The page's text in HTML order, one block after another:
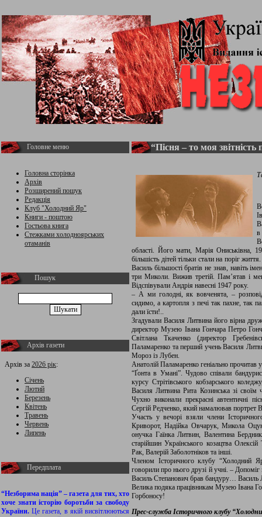
Головне меню
Головна сторінка
Архів
Розширений пошук
Редакція
Клуб "Холодний Яр"
Книги - поштою
Гостьова книга
Стежками холодноярських
отаманів
Пошук
Архів газети
Архів за 2026 рік:
Січень
Лютий
Березень
Квітень
Травень
Червень
Липень
Передплата
“Незборима нація” – газета для тих, хто
хоче знати історію боротьби за свободу
України.Це газета, в якій висвітлюються
“Пісня – то моя звітність
в
області. Його мати, Марія Ониськівна,
більшість дітей тільки стали на поріг
Василь більшості братів не знав, навіть
три Миколи. Вижив третій. Пам’ятав і
Відспівували Андрія навесні 1947 року.
– А ми голодні, як вовченята, –
сидимо, а картопля з печі так пахне,
дали їсти!..
Згадували Василя Литвина його вірна
директор Музею Івана Гончара Петро
Світлана Ткаченко (директор
Паламаренко та перший учень Василя
Мороз із Лубен.
Анатолій Паламаренко геніально
“Ґонта в Умані”. Чудово співали
курсу Стрітівського кобзарського
Василя Литвина Рита Козинська зі
Чухно виконали прекрасні автентичні
Сергій Редченко, який намалював портрет
Участь у вечорі взяли члени
Криворот, Надійка Овчарук, Микола
онучка Гаїнка Литвин, Валентина
старійшин Українського козацтва Олексій
Рак, Валерій Заболотніков та інші.
Членом Історичного клубу “Холодний
говорили про нього друзі й учні. –
Василь Степанович брав бандуру… Василь
Велика подяка працівникам Музею Івана
Горбоносу!
Прес-служба Історичного клубу